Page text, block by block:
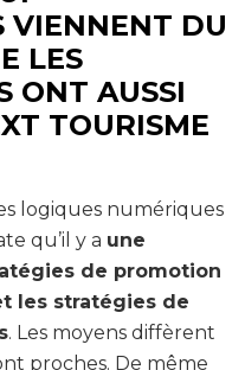
VIENNENT DU
LES
ONT AUSSI
TOURISME
logiques numériques
qu’il y a une
de promotion
les stratégies de
. Les moyens diffèrent
proches. De même